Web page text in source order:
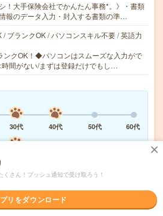
！大手保険会社でかんたん事務*。》・書類
報のデータ入力・封入する書類の準…
/ ブランクOK / パソコンスキル不要 / 英語力
クOK！◆パソコンはスムーズな入力がで
間がない/まずは登録だけでもし…
30代 40代 50代
60代
もっと見る
応募へ進む 詳しく見る
くさん！プッシュ通知で受け取ろう！
リをダウンロード